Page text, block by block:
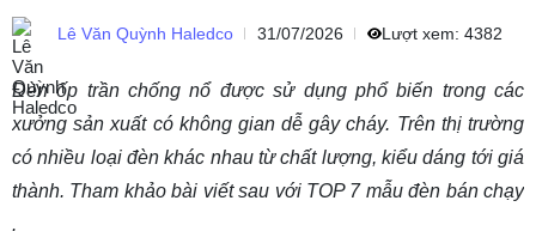
Lê Văn Quỳnh Haledco 31/07/2026 Lượt xem: 4382
Đèn ốp trần chống nổđược sử dụng phổ biến trong các
xưởng sản xuất có không gian dễ gây cháy. Trên thị trường
có nhiều loại đèn khác nhau từ chất lượng, kiểu dáng tới giá
thành. Tham khảo bài viết sau với TOP 7 mẫu đèn bán chạy
.